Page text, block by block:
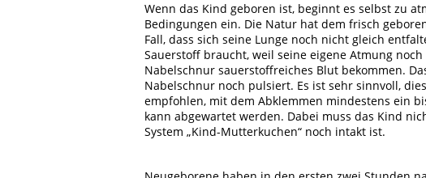
Wenn das Kind geboren ist, beginnt es selbst zu
Bedingungen ein. Die Natur hat dem frisch
Fall, dass sich seine Lunge noch nicht gleich
Sauerstoff braucht, weil seine eigene Atmung
Nabelschnur sauerstoffreiches Blut bekommen.
Nabelschnur noch pulsiert. Es ist sehr sinnvoll,
empfohlen, mit dem Abklemmen mindestens ein
kann abgewartet werden. Dabei muss das Kind
System „Kind-Mutterkuchen“ noch intakt ist.